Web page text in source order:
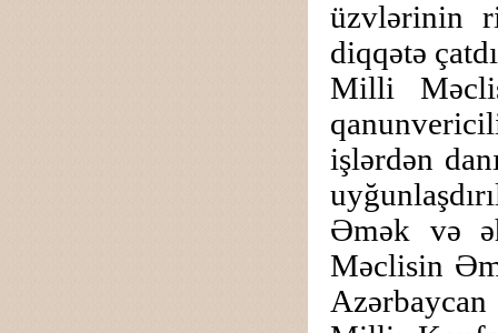
üzvlərinin
diqqətə
Milli
işlərdən
Əmək və
Məclisin